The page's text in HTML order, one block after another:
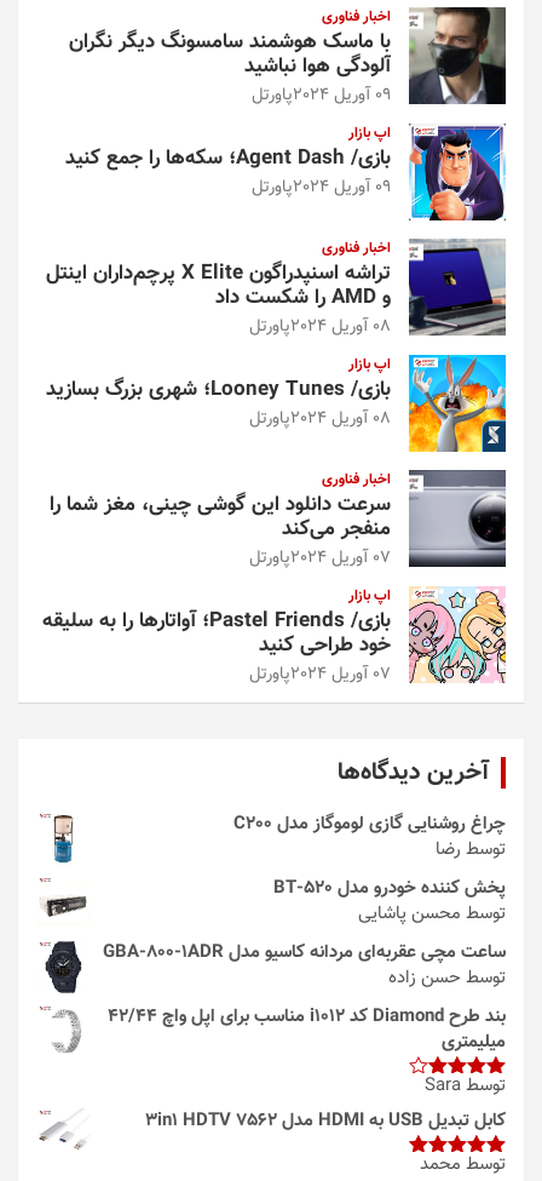
اخبار فناوری
با ماسک هوشمند سامسونگ دیگر نگران
آلودگی هوا نباشید
09 آوریل 2024 پاورتل
اپ بازار
بازی/ Agent Dash؛ سکه‌ها را جمع کنید
09 آوریل 2024 پاورتل
اخبار فناوری
تراشه اسنپدراگون X Elite پرچم‌داران اینتل
و AMD را شکست داد
08 آوریل 2024 پاورتل
اپ بازار
بازی/ Looney Tunes؛ شهری بزرگ بسازید
08 آوریل 2024 پاورتل
اخبار فناوری
سرعت دانلود این گوشی چینی، مغز شما را
منفجر می‌کند
07 آوریل 2024 پاورتل
اپ بازار
بازی/ Pastel Friends؛ آواتارها را به سلیقه
خود طراحی کنید
07 آوریل 2024 پاورتل
آخرین دیدگاه‌ها
چراغ روشنایی گازی لوموگاز مدل C200
توسط رضا
پخش کننده خودرو مدل 520-BT
توسط محسن پاشایی
ساعت مچی عقربه‌ای مردانه کاسیو مدل GBA-800-1ADR
توسط حسن زاده
بند طرح Diamond کد i1012 مناسب برای اپل واچ 42/44
میلیمتری
امتیاز4
از 5
توسط Sara
کابل تبدیل USB به HDMI مدل 3in1 HDTV 7562
امتیاز5از
توسط محمد